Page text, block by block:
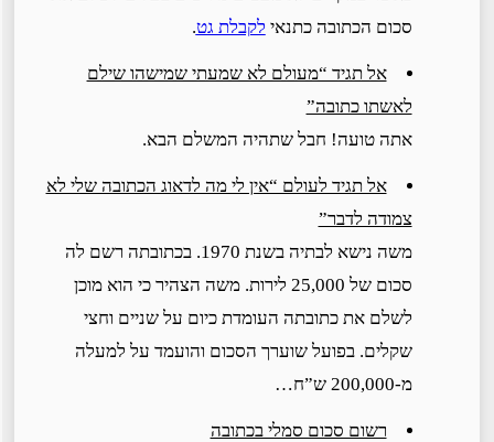
סכום הכתובה כתנאילקבלת גט.
אל תגיד “מעולם לא שמעתי שמישהו שילם
לאשתו כתובה”
אתה טועה! חבל שתהיה המשלם הבא.
אל תגיד לעולם “אין לי מה לדאוג הכתובה שלי לא
צמודה לדבר”
משה נישא לבתיה בשנת 1970. בכתובתה רשם לה
סכום של 25,000 לירות. משה הצהיר כי הוא מוכן
לשלם את כתובתה העומדת כיום על שניים וחצי
שקלים. בפועל שוערך הסכום והועמד על למעלה
מ-200,000 ש”ח…
רשום סכום סמלי בכתובה